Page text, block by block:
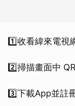
1️⃣收看緯來電視
2️⃣掃描畫面中
3️⃣下載App並註